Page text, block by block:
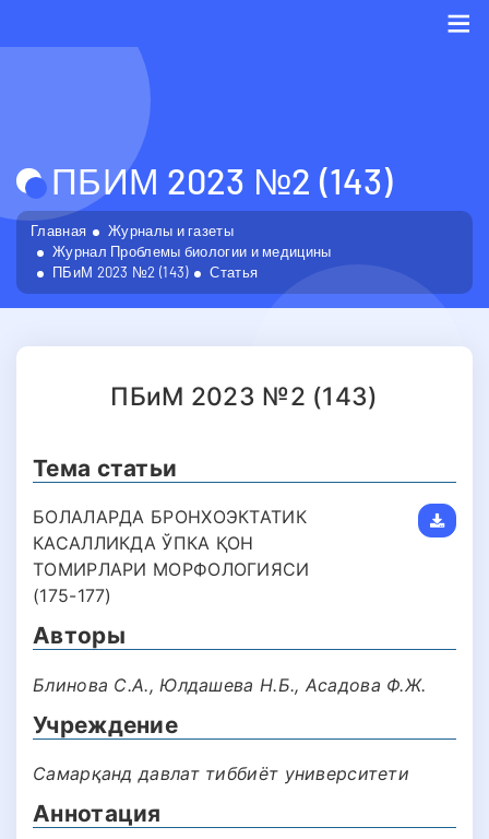
ПБИМ 2023 №2 (143)
Главная
Журналы и газеты
Журнал Проблемы биологии и медицины
ПБиМ 2023 №2 (143)
Статья
ПБиМ 2023 №2 (143)
Тема статьи
БОЛАЛАРДА БРОНХОЭКТАТИК
КАСАЛЛИКДА ЎПКА ҚОН
ТОМИРЛАРИ МОРФОЛОГИЯСИ
(175-177)
Авторы
Блинова С.А., Юлдашева Н.Б., Асадова Ф.Ж.
Учреждение
Самарқанд давлат тиббиёт университети
Аннотация